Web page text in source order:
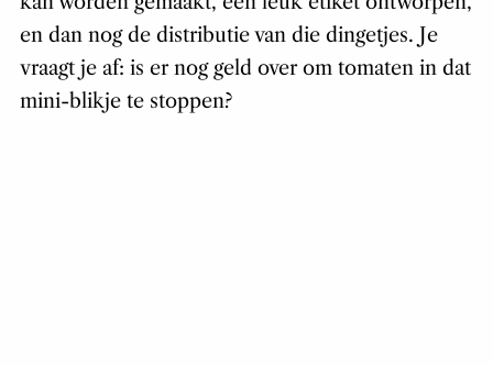
en dan nog de distributie van die dingetjes. Je
vraagt je af: is er nog geld over om tomaten in dat
mini-blikje te stoppen?